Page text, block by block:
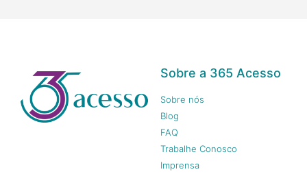
Sobre a 365 Acesso
Sobre nós
Blog
FAQ
Trabalhe Conosco
Imprensa